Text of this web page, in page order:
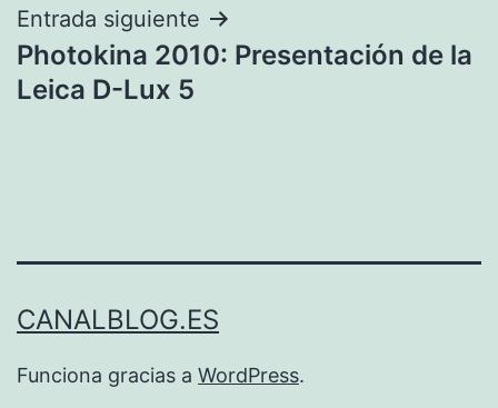
Entrada siguiente
Photokina 2010: Presentación de la
Leica D-Lux 5
CANALBLOG.ES
Funciona gracias a WordPress.